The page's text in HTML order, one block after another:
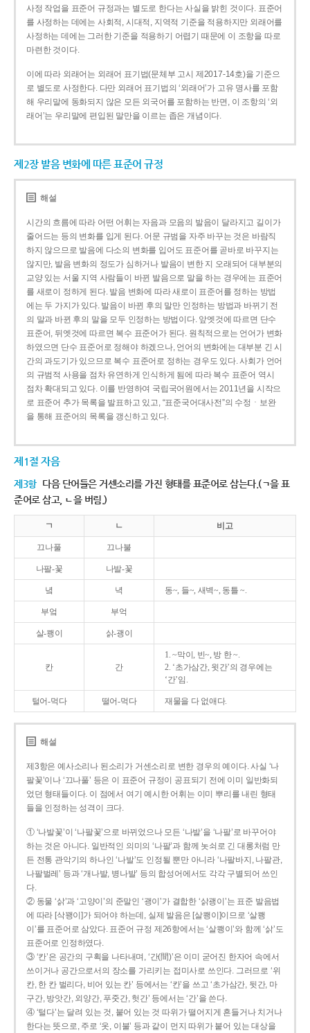
사정 작업을 표준어 규정과는 별도로 한다는 사실을 밝힌 것이다. 표준어
를 사정하는 데에는 사회적, 시대적, 지역적 기준을 적용하지만 외래어를
사정하는 데에는 그러한 기준을 적용하기 어렵기 때문에 이 조항을 따로
마련한 것이다.
이에 따라 외래어는 외래어 표기법(문체부 고시 제2017-14호)을 기준으
로 별도로 사정한다. 다만 외래어 표기법의 ‘외래어’가 고유 명사를 포함
해 우리말에 동화되지 않은 모든 외국어를 포함하는 반면, 이 조항의 ‘외
래어’는 우리말에 편입된 말만을 이르는 좁은 개념이다.
제2장 발음 변화에 따른 표준어 규정
해설
시간의 흐름에 따라 어떤 어휘는 자음과 모음의 발음이 달라지고 길이가
줄어드는 등의 변화를 입게 된다. 어문 규범을 자주 바꾸는 것은 바람직
하지 않으므로 발음에 다소의 변화를 입어도 표준어를 곧바로 바꾸지는
않지만, 발음 변화의 정도가 심하거나 발음이 변한 지 오래되어 대부분의
교양 있는 서울 지역 사람들이 바뀐 발음으로 말을 하는 경우에는 표준어
를 새로이 정하게 된다. 발음 변화에 따라 새로이 표준어를 정하는 방법
에는 두 가지가 있다. 발음이 바뀐 후의 말만 인정하는 방법과 바뀌기 전
의 말과 바뀐 후의 말을 모두 인정하는 방법이다. 앞엣것에 따르면 단수
표준어, 뒤엣것에 따르면 복수 표준어가 된다. 원칙적으로는 언어가 변화
하였으면 단수 표준어로 정해야 하겠으나, 언어의 변화에는 대부분 긴 시
간의 과도기가 있으므로 복수 표준어로 정하는 경우도 있다. 사회가 언어
의 규범적 사용을 점차 유연하게 인식하게 됨에 따라 복수 표준어 역시
점차 확대되고 있다. 이를 반영하여 국립국어원에서는 2011년을 시작으
로 표준어 추가 목록을 발표하고 있고, “표준국어대사전”의 수정ㆍ보완
을 통해 표준어의 목록을 갱신하고 있다.
제1절 자음
제3항 다음 단어들은 거센소리를 가진 형태를 표준어로 삼는다.(ㄱ을 표
준어로 삼고, ㄴ을 버림.)
ㄱ ㄴ 비고
끄나풀 끄나불
나팔-꽃 나발-꽃
녘 녁 동~, 들~, 새벽~, 동틀 ~.
부엌 부억
살-쾡이 삵-괭이
칸 간
1. ~막이, 빈~, 방 한 ~.
2. ‘초가삼간, 윗간’의 경우에는
‘간’임.
털어-먹다 떨어-먹다 재물을 다 없애다.
해설
제3항은 예사소리나 된소리가 거센소리로 변한 경우의 예이다. 사실 ‘나
팔꽃’이나 ‘끄나풀’ 등은 이 표준어 규정이 공표되기 전에 이미 일반화되
었던 형태들이다. 이 점에서 여기 예시한 어휘는 이미 뿌리를 내린 형태
들을 인정하는 성격이 크다.
① ‘나발꽃’이 ‘나팔꽃’으로 바뀌었으나 모든 ‘나발’을 ‘나팔’로 바꾸어야
하는 것은 아니다. 일반적인 의미의 ‘나팔’과 함께 놋쇠로 긴 대롱처럼 만
든 전통 관악기의 하나인 ‘나발’도 인정될 뿐만 아니라 ‘나팔바지, 나팔관,
나팔벌레’ 등과 ‘개나발, 병나발’ 등의 합성어에서도 각각 구별되어 쓰인
다.
② 동물 ‘삵’과 ‘고양이’의 준말인 ‘괭이’가 결합한 ‘삵괭이’는 표준 발음법
에 따라 [삭꽹이]가 되어야 하는데, 실제 발음은 [살쾡이]이므로 ‘살쾡
이’를 표준어로 삼았다. 표준어 규정 제26항에서는 ‘살쾡이’와 함께 ‘삵’도
표준어로 인정하였다.
③ ‘칸’은 공간의 구획을 나타내며, ‘간(間)’은 이미 굳어진 한자어 속에서
쓰이거나 공간으로서의 장소를 가리키는 접미사로 쓰인다. 그러므로 ‘위
칸, 한 칸 벌리다, 비어 있는 칸’ 등에서는 ‘칸’을 쓰고 ‘초가삼간, 뒷간, 마
구간, 방앗간, 외양간, 푸줏간, 헛간’ 등에서는 ‘간’을 쓴다.
④ ‘털다’는 달려 있는 것, 붙어 있는 것 따위가 떨어지게 흔들거나 치거나
한다는 뜻으로, 주로 ‘옷, 이불’ 등과 같이 먼지 따위가 붙어 있는 대상을